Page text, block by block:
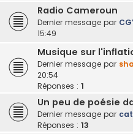
Radio Cameroun
Dernier message par
15:49
Musique sur
Dernier message par
20:54
Réponses : 1
Un peu de poésie
Dernier message par
Réponses : 13